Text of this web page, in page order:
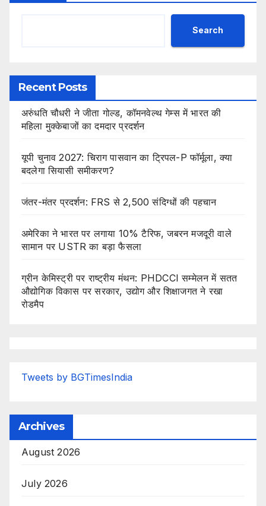
Search
Recent Posts
अरुंधति चौधरी ने जीता गोल्ड, कॉमनवेल्थ गेम्स में भारत की
महिला मुक्केबाजों का दमदार प्रदर्शन
यूपी चुनाव 2027: चिराग पासवान का ट्रिपल-P फॉर्मूला, क्या
बदलेगा सियासी समीकरण?
जंतर-मंतर प्रदर्शन: FRS से 2,500 संदिग्धों की पहचान
अमेरिका ने भारत पर लगाया 10% टैरिफ, जबरन मजदूरी वाले
सामान पर USTR का बड़ा फैसला
ग्रीन केमिस्ट्री पर राष्ट्रीय मंथन: PHDCCI सम्मेलन में सतत
औद्योगिक विकास पर सरकार, उद्योग और शिक्षाजगत ने रखा
रोडमैप
Tweets by BGTimesIndia
Archives
August 2026
July 2026